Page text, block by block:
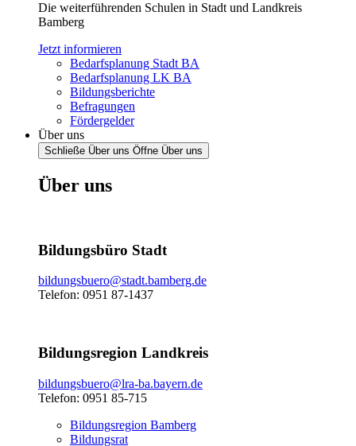
Die weiterführenden Schulen in Stadt und Landkreis
Bamberg
Jetzt informieren
Bedarfsplanung Stadt BA
Bedarfsplanung LK BA
Bildungsberichte
Befragungen
Fördergelder
Über uns
Schließe Über uns Öffne Über uns
Über uns
Bildungsbüro Stadt
bildungsbuero@stadt.bamberg.de
Telefon: 0951 87-1437
Bildungsregion Landkreis
bildungsbuero@lra-ba.bayern.de
Telefon: 0951 85-715
Bildungsregion Bamberg
Bildungsrat